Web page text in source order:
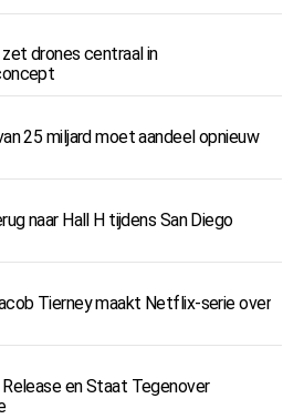
drones centraal in
25 miljard moet aandeel opnieuw
naar Hall H tijdens San Diego
Tierney maakt Netflix-serie over
en Staat Tegenover